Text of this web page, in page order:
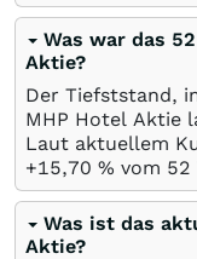
Was war das
Aktie?
Der Tiefststand,
MHP Hotel Aktie
Laut aktuellem
+15,70 % vom 52
Was ist das
Aktie?